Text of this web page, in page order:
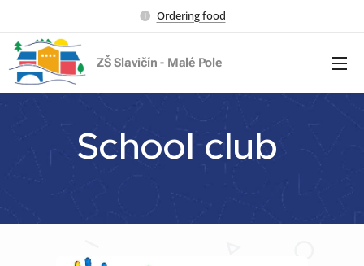
Ordering food
ZŠ Slavičín - Malé Pole
School club